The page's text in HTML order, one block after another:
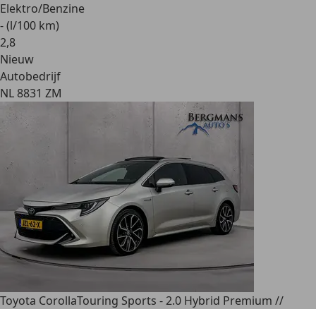
Elektro/Benzine
- (l/100 km)
2,8
Nieuw
Autobedrijf
NL 8831 ZM
Toyota CorollaTouring Sports - 2.0 Hybrid Premium //